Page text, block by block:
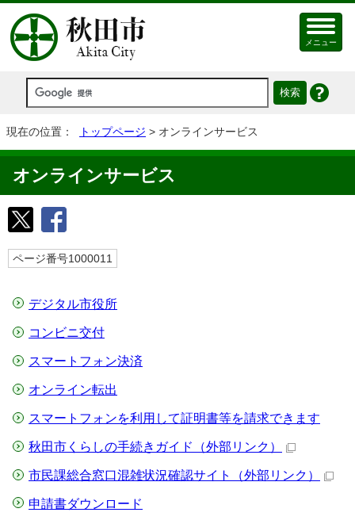
メニュー
現在の位置： トップページ > オンラインサービス
オンラインサービス
ページ番号1000011
デジタル市役所
コンビニ交付
スマートフォン決済
オンライン転出
スマートフォンを利用して証明書等を請求できます
秋田市くらしの手続きガイド （外部リンク）
市民課総合窓口混雑状況確認サイト （外部リンク）
申請書ダウンロード